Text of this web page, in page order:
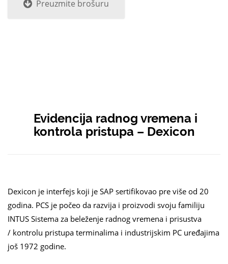
Preuzmite brošuru
Evidencija radnog vremena i
kontrola pristupa – Dexicon
Dexicon je interfejs koji je SAP sertifikovao pre više od 20
godina. PCS je počeo da razvija i proizvodi svoju familiju
INTUS Sistema za beleženje radnog vremena i prisustva
/ kontrolu pristupa terminalima i industrijskim PC uređajima
još 1972 godine.